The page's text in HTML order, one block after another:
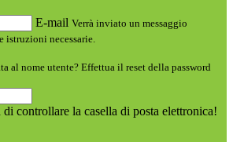
E-mail Verrà inviato un messaggio
necessarie.
al nome utente? Effettua il reset della password
controllare la casella di posta elettronica!